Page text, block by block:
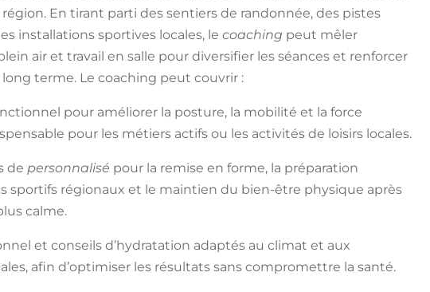
En tirant parti des sentiers de randonnée, des pistes
installations sportives locales, lecoaching peut mêler
air et travail en salle pour diversifier les séances et renforcer
long terme. Le coaching peut couvrir :
pour améliorer la posture, la mobilité et la force
pour les métiers actifs ou les activités de loisirs locales.
de personnalisé pour la remise en forme, la préparation
sportifs régionaux et le maintien du bien-être physique après
calme.
et conseils d’hydratation adaptés au climat et aux
afin d’optimiser les résultats sans compromettre la santé.